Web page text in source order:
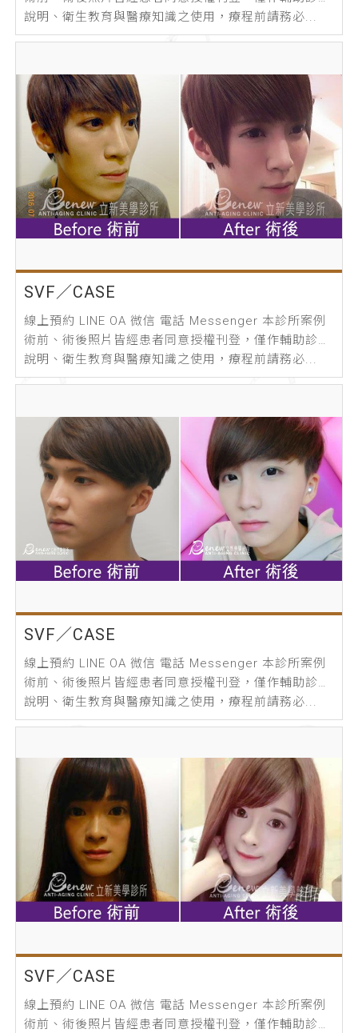
說明、衛生教育與醫療知識之使用，療程前請務必...
SVF／CASE
線上預約 LINE OA 微信 電話 Messenger 本診所案例
術前、術後照片皆經患者同意授權刊登，僅作輔助診療
說明、衛生教育與醫療知識之使用，療程前請務必...
SVF／CASE
線上預約 LINE OA 微信 電話 Messenger 本診所案例
術前、術後照片皆經患者同意授權刊登，僅作輔助診療
說明、衛生教育與醫療知識之使用，療程前請務必...
SVF／CASE
線上預約 LINE OA 微信 電話 Messenger 本診所案例
術前、術後照片皆經患者同意授權刊登，僅作輔助診療